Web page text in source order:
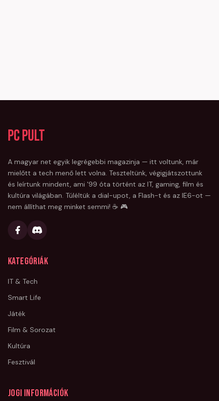
PC Pult
A magyar net egyik legrégebbi magazinja — itt voltunk, már
mielőtt a tech menő lett volna. Teszteltünk, végigjátszottunk
és leírtunk mindent, ami '99 óta történt az IT, gaming, film és
kultúra világában. Túléltük a dial-upot, a Flash-t és az IE6-ot —
nem állíthat meg minket semmi! ☕ 🎮
Kategóriák
IT & Tech
Smart Life
Játék
Film & Sorozat
Kultúra
Fesztivál
Jogi információk